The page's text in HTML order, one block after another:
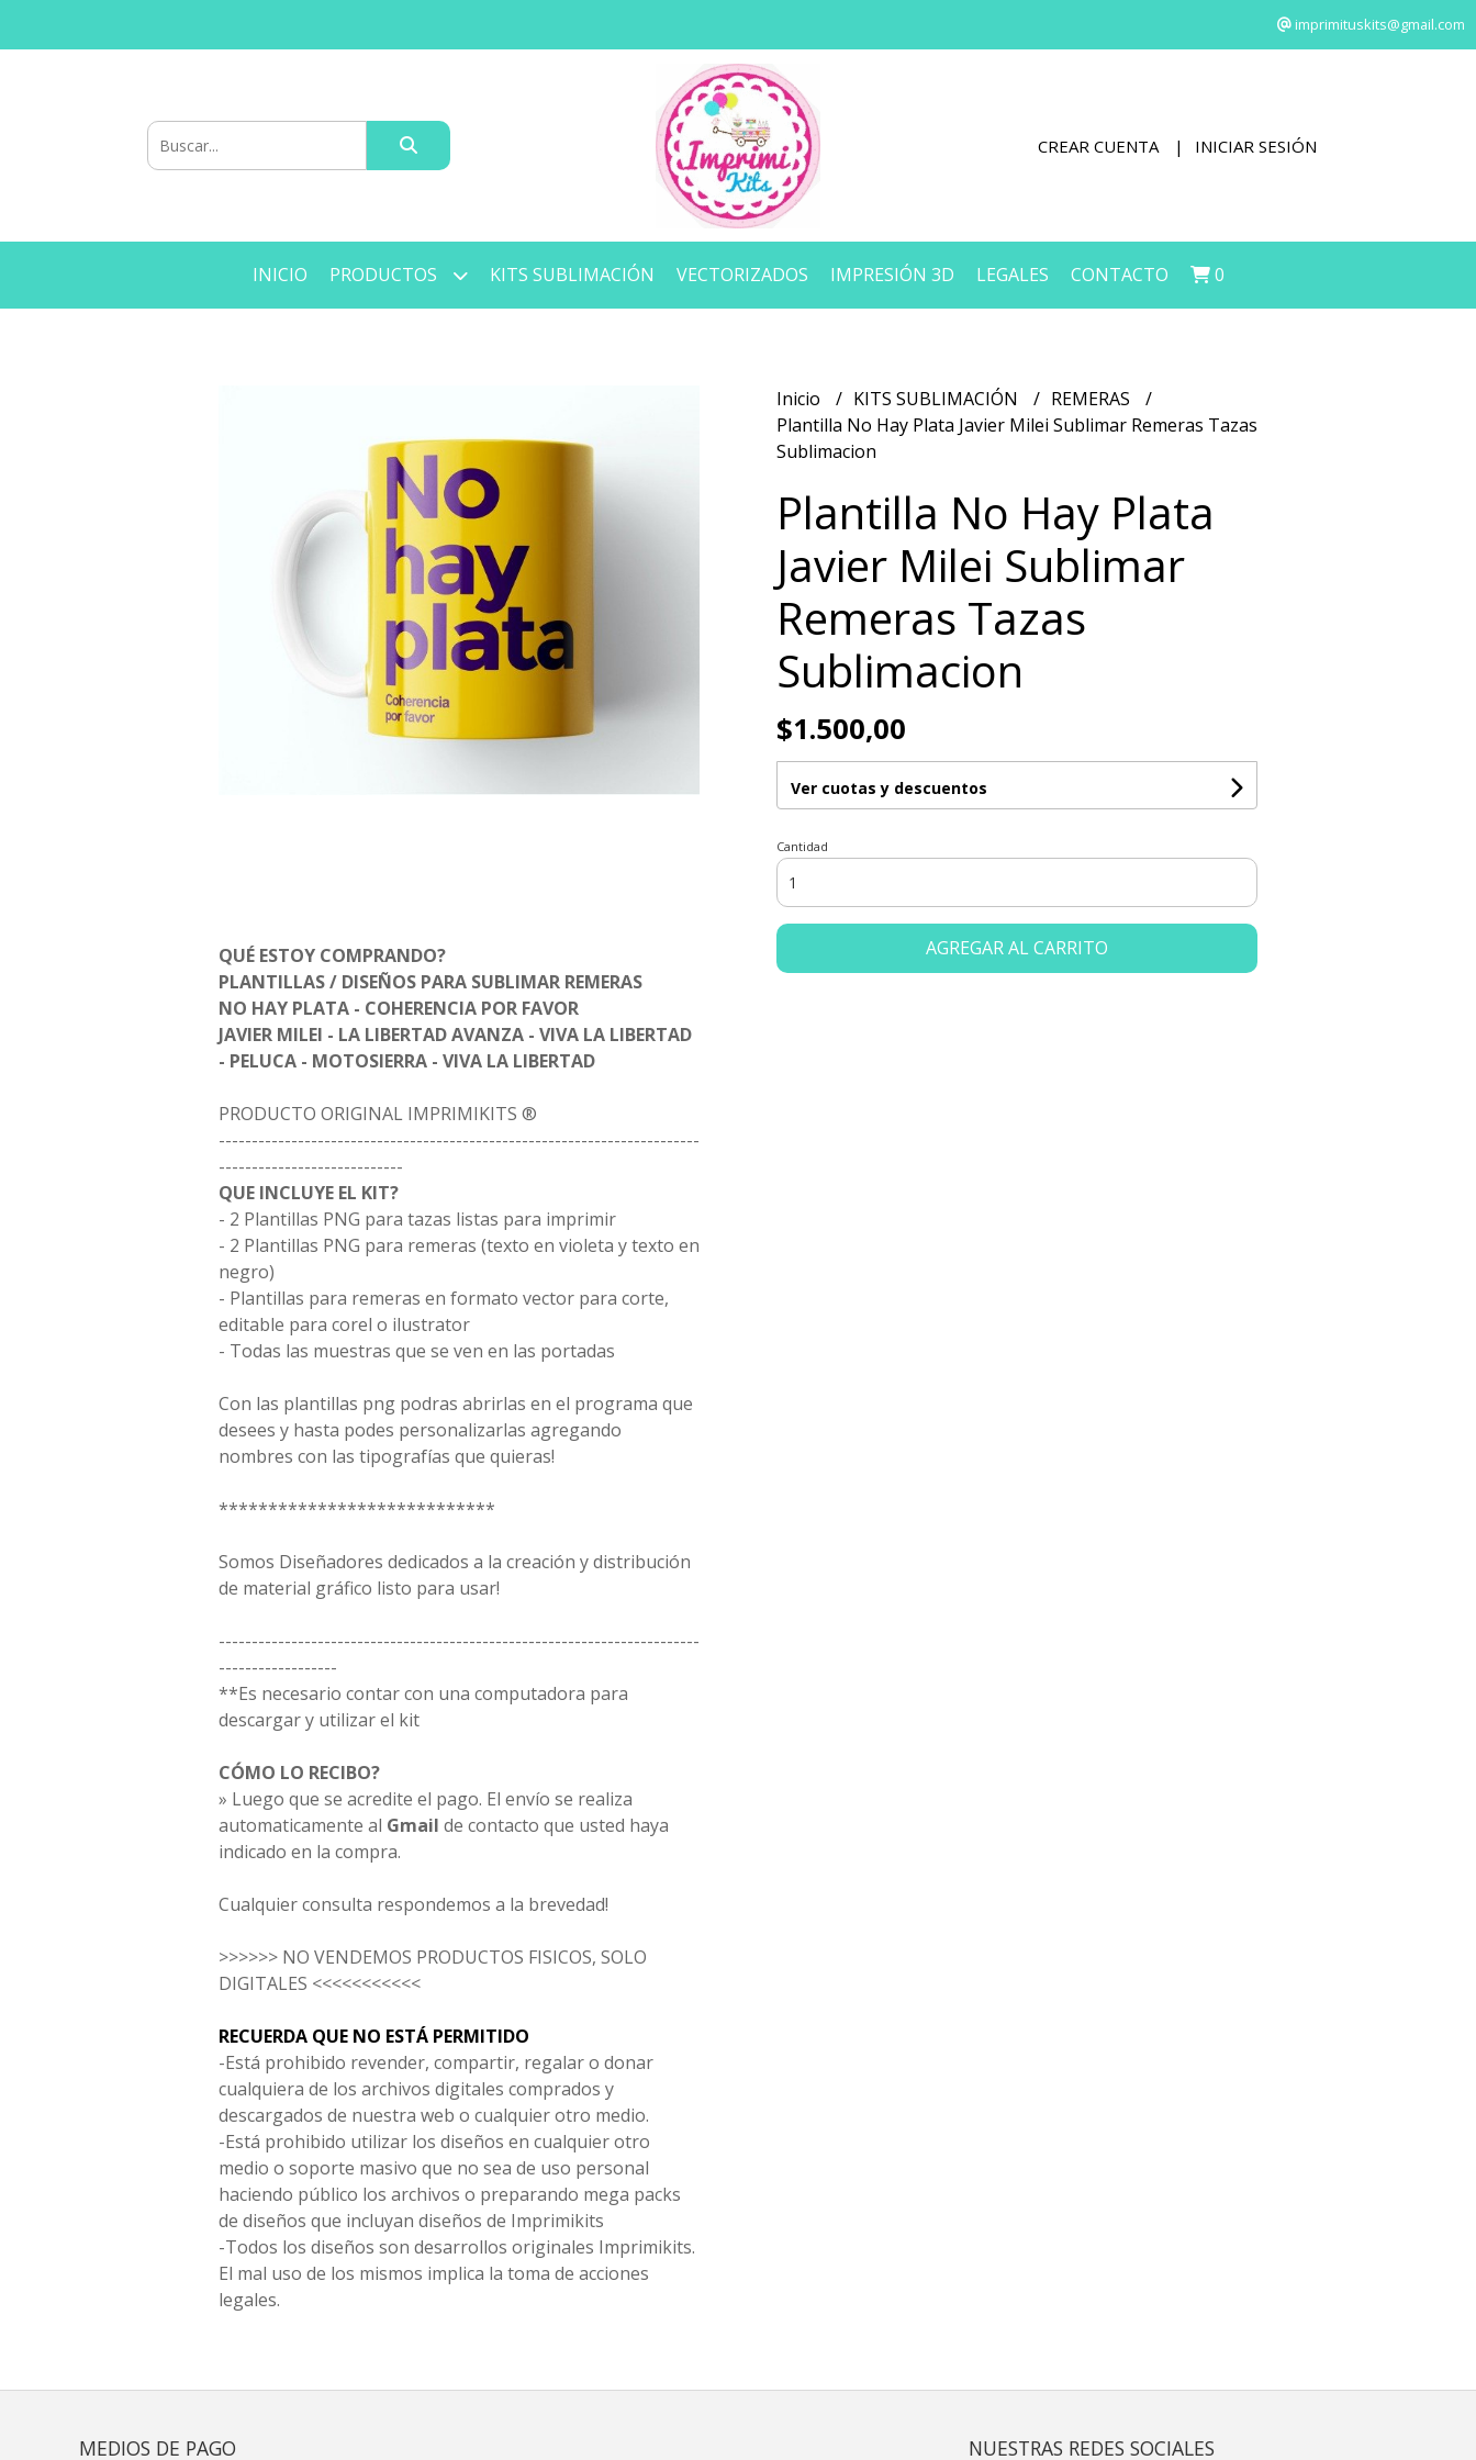
imprimituskits@gmail.com
CREAR CUENTA INICIAR SESIÓN
INICIO PRODUCTOS KITS SUBLIMACIÓN VECTORIZADOS IMPRESIÓN 3D LEGALES CONTACTO 0
QUÉ ESTOY COMPRANDO?
PLANTILLAS / DISEÑOS PARA SUBLIMAR REMERAS
NO HAY PLATA - COHERENCIA POR FAVOR
JAVIER MILEI - LA LIBERTAD AVANZA - VIVA LA LIBERTAD
- PELUCA - MOTOSIERRA - VIVA LA LIBERTAD
PRODUCTO ORIGINAL IMPRIMIKITS ®
-------------------------------------------------------------------------
----------------------------
QUE INCLUYE EL KIT?
- 2 Plantillas PNG para tazas listas para imprimir
- 2 Plantillas PNG para remeras (texto en violeta y texto en
negro)
- Plantillas para remeras en formato vector para corte,
editable para corel o ilustrator
- Todas las muestras que se ven en las portadas
Con las plantillas png podras abrirlas en el programa que
desees y hasta podes personalizarlas agregando
nombres con las tipografías que quieras!
****************************
Somos Diseñadores dedicados a la creación y distribución
de material gráfico listo para usar!
-------------------------------------------------------------------------
------------------
**Es necesario contar con una computadora para
descargar y utilizar el kit
CÓMO LO RECIBO?
» Luego que se acredite el pago. El envío se realiza
automaticamente al Gmail de contacto que usted haya
indicado en la compra.
Cualquier consulta respondemos a la brevedad!
>>>>>> NO VENDEMOS PRODUCTOS FISICOS, SOLO
DIGITALES <<<<<<<<<<<
RECUERDA QUE NO ESTÁ PERMITIDO
-Está prohibido revender, compartir, regalar o donar
cualquiera de los archivos digitales comprados y
descargados de nuestra web o cualquier otro medio.
-Está prohibido utilizar los diseños en cualquier otro
medio o soporte masivo que no sea de uso personal
haciendo público los archivos o preparando mega packs
de diseños que incluyan diseños de Imprimikits
-Todos los diseños son desarrollos originales Imprimikits.
El mal uso de los mismos implica la toma de acciones
legales.
Inicio KITS SUBLIMACIÓN
REMERAS
Plantilla No Hay Plata Javier Milei Sublimar Remeras Tazas
Sublimacion
Plantilla No Hay Plata
Javier Milei Sublimar
Remeras Tazas
Sublimacion
$1.500,00
Ver cuotas y descuentos
Cantidad
AGREGAR AL CARRITO
MEDIOS DE PAGO NUESTRAS REDES SOCIALES